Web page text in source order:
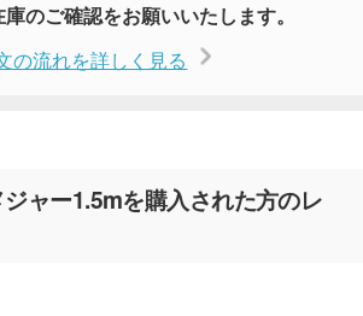
のご確認をお願いいたします。
の流れを詳しく見る
ャー1.5mを購入された方のレ